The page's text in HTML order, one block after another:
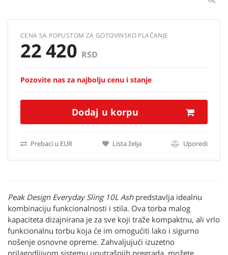
CENA SA POPUSTOM ZA GOTOVINSKO PLAĆANJE
22 420 RSD
Pozovite nas za najbolju cenu i stanje
Dodaj u korpu
Prebaci u EUR Lista želja Uporedi
Peak Design Everyday Sling 10L Ash predstavlja idealnu
kombinaciju funkcionalnosti i stila. Ova torba malog
kapaciteta dizajnirana je za sve koji traže kompaktnu, ali vrlo
funkcionalnu torbu koja će im omogućiti lako i sigurno
nošenje osnovne opreme. Zahvaljujući izuzetno